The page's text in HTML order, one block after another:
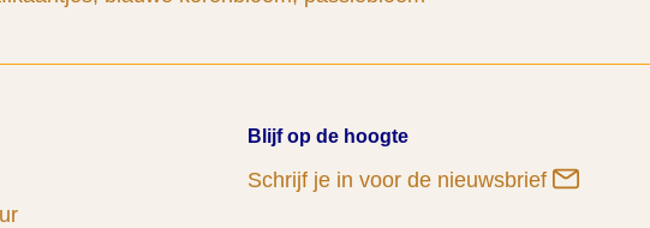
Blijf op de hoogte
Schrijf je in voor de nieuwsbrief